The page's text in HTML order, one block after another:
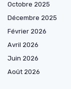
Octobre 2025
Décembre 2025
Février 2026
Avril 2026
Juin 2026
Août 2026